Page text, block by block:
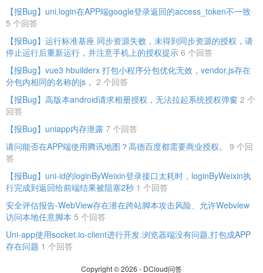
【报Bug】uni.login在APP端google登录返回的access_token不一致
5 个回答
【报Bug】运行标准基座 同步资源失败，未得到同步资源的授权，请
停止运行后重新运行，并注意手机上的授权提示 6 个回答
【报Bug】vue3 hbuilderx 打包小程序分包优化无效，vendor.js存在
分包内相同的名称的js， 2 个回答
【报Bug】高版本android请求相册授权，无法拉起系统授权弹窗 2 个
回答
【报Bug】uniapp内存泄露 7 个回答
请问能否在APP端使用腾讯地图？高德百度都需要商业授权。
9 个回
答
【报Bug】uni-id的loginByWeixin登录接口太耗时，loginByWeixin执
行完成到返回给前端结果被阻塞2秒 1 个回答
安全评估报告-WebView存在潜在跨站脚本攻击风险、允许Webview
访问本地任意脚本 5 个回答
Uni-app使用socket.io-client进行开发.浏览器端没有问题,打包成APP
存在问题 1 个回答
Copyright © 2026 - DCloud问答